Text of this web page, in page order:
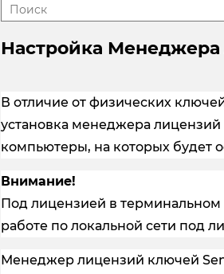
Настройка
В отличие от физических
установка менеджера лицензий
компьютеры, на которых будет
Внимание!
Под лицензией в
работе по локальной сети под
Менеджер лицензий ключей